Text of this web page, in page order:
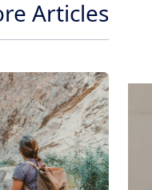
Articles